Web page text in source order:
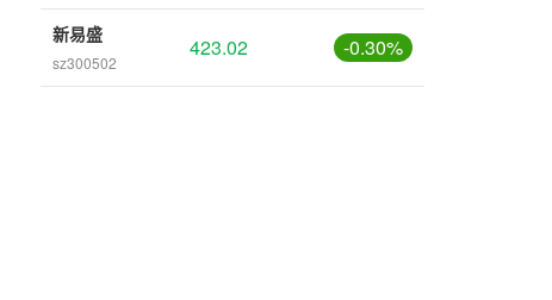
新易盛
sz300502
423.02 -0.30%